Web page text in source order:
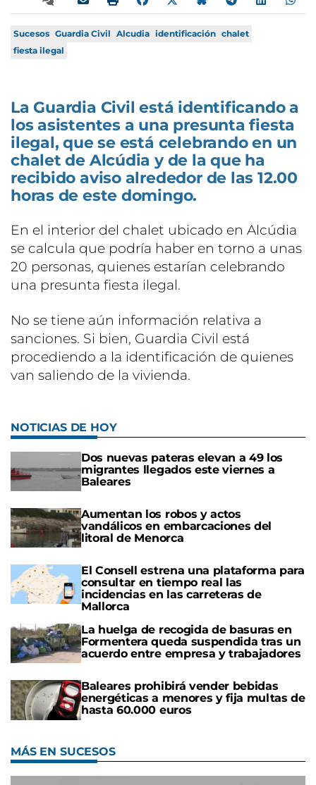
Sucesos Guardia Civil Alcudia identificación chalet
fiesta ilegal
La Guardia Civil está identificando a
los asistentes a una presunta fiesta
ilegal, que se está celebrando en un
chalet de Alcúdia y de la que ha
recibido aviso alrededor de las 12.00
horas de este domingo.
En el interior del chalet ubicado en Alcúdia
se calcula que podría haber en torno a unas
20 personas, quienes estarían celebrando
una presunta fiesta ilegal.
No se tiene aún información relativa a
sanciones. Si bien, Guardia Civil está
procediendo a la identificación de quienes
van saliendo de la vivienda.
NOTICIAS DE HOY
Dos nuevas pateras elevan a 49 los
migrantes llegados este viernes a
Baleares
Aumentan los robos y actos
vandálicos en embarcaciones del
litoral de Menorca
El Consell estrena una plataforma para
consultar en tiempo real las
incidencias en las carreteras de
Mallorca
La huelga de recogida de basuras en
Formentera queda suspendida tras un
acuerdo entre empresa y trabajadores
Baleares prohibirá vender bebidas
energéticas a menores y fija multas de
hasta 60.000 euros
MÁS EN SUCESOS